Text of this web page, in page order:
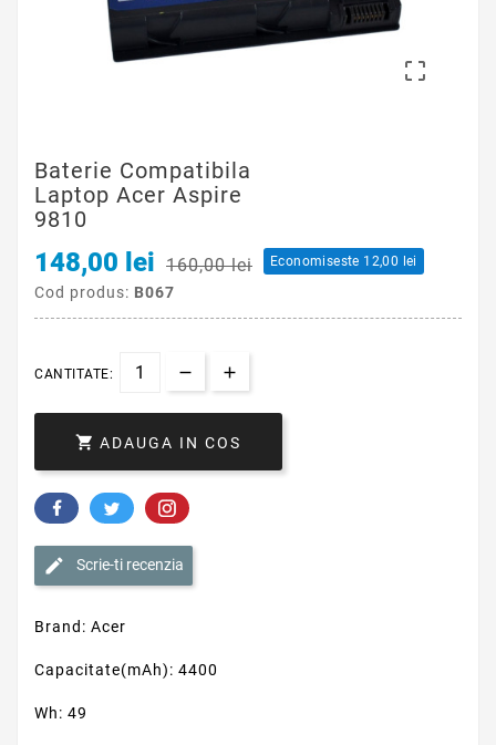

Baterie Compatibila
Laptop Acer Aspire
9810
148,00 lei 160,00 lei Economiseste 12,00 lei
Cod produs: B067
CANTITATE:
 ADAUGA IN COS
Scrie-ti recenzia
Brand: Acer
Capacitate(mAh): 4400
Wh: 49